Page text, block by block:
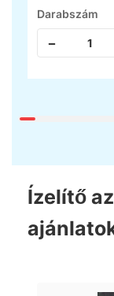
Darabszám
-
Ízelítő az akciós